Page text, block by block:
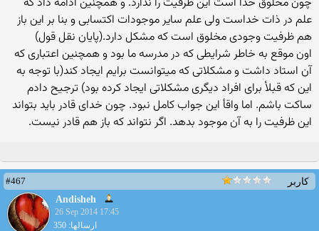
علم در ذات خداست ولی علم سایر موجودات اکتسابی و بنا بر این باز
هم ظرفیت وجودی مخلوق است که مشکل دارد.(پایان نقل قول)
اون موقع به خاطر شرایطی که در مدرسه ما بود و همچنین اعتباری که
آن استاد داشت و مشکلاتی که میتوانست برایم ایجاد کند(با توجه به
این که قبلأ برای افراد دیگری مشکلاتی ایجاد کرده بود) ترجیح دادم
ساکت باشم. اما واقأ این جواب کامل نبود. چون خدای قادر باید بتواند
این ظرفیت را به آن موجود بدهد. اگر نتواند که باز هم قادر نیست.
کاربر
#467
Andisheh
26 Sep 2014 17:45
ارسالها: 350